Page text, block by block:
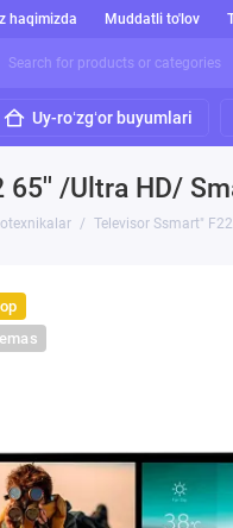
haqimizda Muddatli to'lov
Uy-roʻzgʻor buyumlari
/Ultra HD/
Televisor Ssmart"